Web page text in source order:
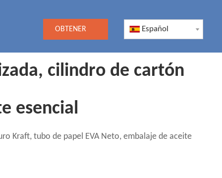
OBTENER
COTIZACIÓN
Español
cilindro de cartón
esencial
Kraft, tubo de papel EVA Neto, embalaje de aceite